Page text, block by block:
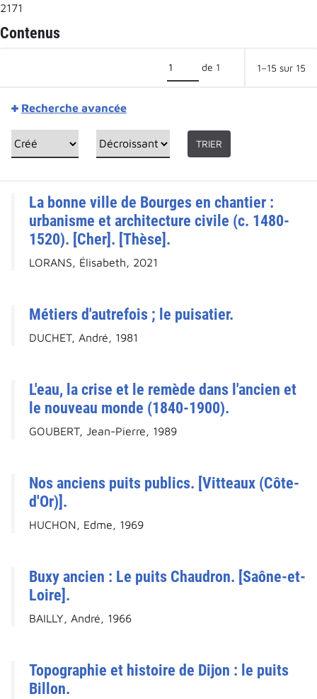
2171
Contenus
de 1 1–15 sur 15
Recherche avancée
TRIER
La bonne ville de Bourges en chantier :
urbanisme et architecture civile (c. 1480-
1520). [Cher]. [Thèse].
LORANS, Élisabeth, 2021
Métiers d'autrefois ; le puisatier.
DUCHET, André, 1981
L'eau, la crise et le remède dans l'ancien et
le nouveau monde (1840-1900).
GOUBERT, Jean-Pierre, 1989
Nos anciens puits publics. [Vitteaux (Côte-
d'Or)].
HUCHON, Edme, 1969
Buxy ancien : Le puits Chaudron. [Saône-et-
Loire].
BAILLY, André, 1966
Topographie et histoire de Dijon : le puits
Billon.